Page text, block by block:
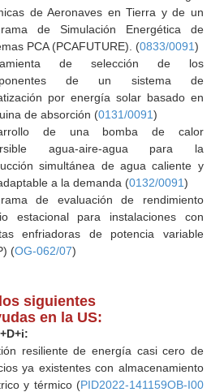
de Aeronaves en Tierra y de un
de Simulación Energética de
PCA (PCAFUTURE). (0833/0091)
de selección de los
de un sistema de
por energía solar basado en
de absorción (0131/0091)
de una bomba de calor
agua-aire-agua para la
simultánea de agua caliente y
a la demanda (0132/0091)
de evaluación de rendimiento
estacional para instalaciones con
enfriadoras de potencia variable
(OG-062/07)
siguientes
en la US:
resiliente de energía casi cero de
ya existentes con almacenamiento
y térmico (PID2022-141159OB-I00